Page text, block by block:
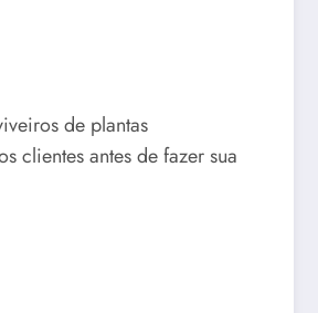
de plantas
clientes antes de fazer sua